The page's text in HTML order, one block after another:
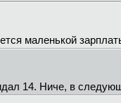
маленькой
14. Ниче, в